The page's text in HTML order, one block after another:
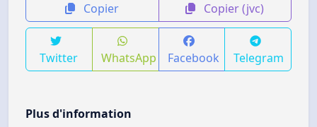
Copier Copier (jvc)
Twitter WhatsApp Facebook Telegram
Plus d'information